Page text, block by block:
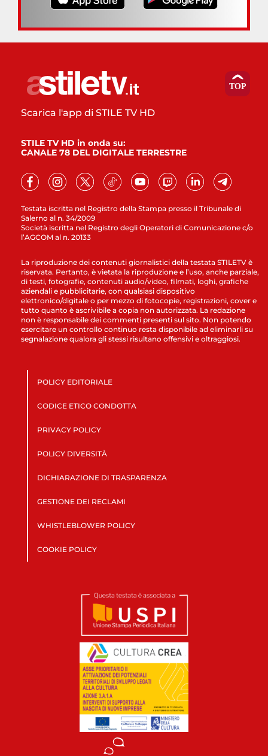
Testata iscritta nel Registro della Stampa presso il Tribunale di
Salerno al n. 34/2009
Società iscritta nel Registro degli Operatori di Comunicazione c/o
l’AGCOM al n. 20133
Scarica l'app di STILE TV HD
STILE TV HD in onda su:
CANALE 78 DEL DIGITALE TERRESTRE
La riproduzione dei contenuti giornalistici della testata STILETV è
riservata. Pertanto, è vietata la riproduzione e l’uso, anche parziale,
di testi, fotografie, contenuti audio/video, filmati, loghi, grafiche
aziendali e pubblicitarie, con qualsiasi dispositivo
elettronico/digitale o per mezzo di fotocopie, registrazioni, cover e
tutto quanto è ascrivibile a copia non autorizzata. La redazione
non è responsabile dei commenti presenti sul sito. Non potendo
esercitare un controllo continuo resta disponibile ad eliminarli su
segnalazione qualora gli stessi risultano offensivi e oltraggiosi.
POLICY EDITORIALE
CODICE ETICO CONDOTTA
PRIVACY POLICY
POLICY DIVERSITÀ
DICHIARAZIONE DI TRASPARENZA
GESTIONE DEI RECLAMI
WHISTLEBLOWER POLICY
COOKIE POLICY